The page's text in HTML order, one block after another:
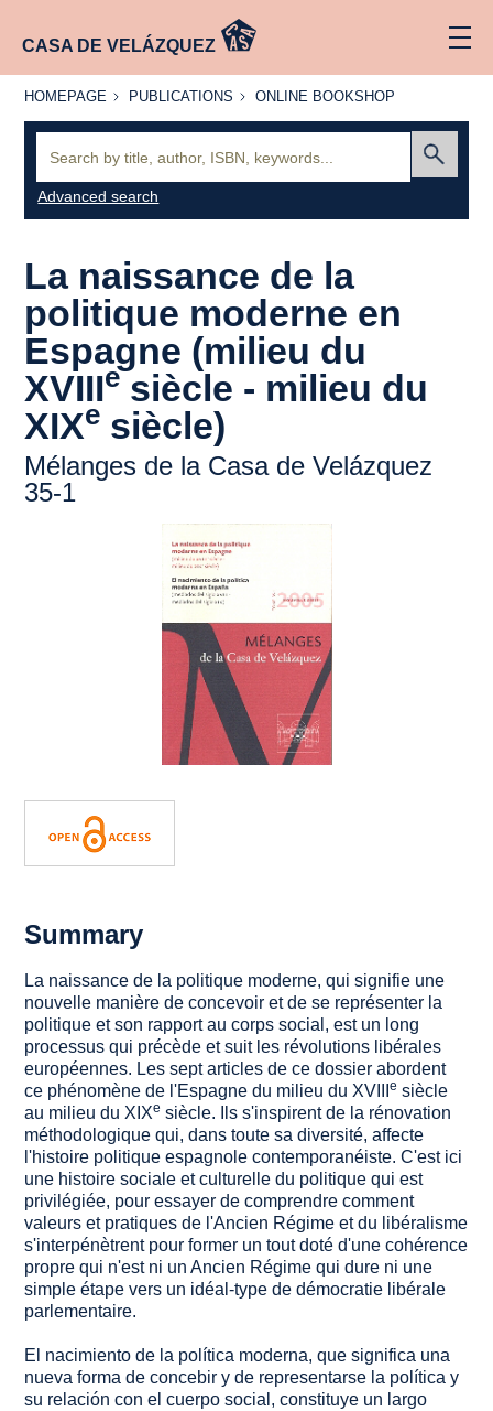
CASA DE VELÁZQUEZ
HOMEPAGE
HOMEPAGE PUBLICATIONS
PUBLICATIONS
ONLINE
ONLINE BOOKSHOP
Advanced search
La naissance de la
politique moderne en
Espagne (milieu du
XVIIIe siècle - milieu du
XIXe siècle)
Mélanges de la Casa de Velázquez
35-1
Summary
La naissance de la politique moderne, qui signifie une
nouvelle manière de concevoir et de se représenter la
politique et son rapport au corps social, est un long
processus qui précède et suit les révolutions libérales
européennes. Les sept articles de ce dossier abordent
ce phénomène de l'Espagne du milieu du XVIIIe siècle
au milieu du XIXe siècle. Ils s'inspirent de la rénovation
méthodologique qui, dans toute sa diversité, affecte
l'histoire politique espagnole contemporanéiste. C'est ici
une histoire sociale et culturelle du politique qui est
privilégiée, pour essayer de comprendre comment
valeurs et pratiques de l'Ancien Régime et du libéralisme
s'interpénètrent pour former un tout doté d'une cohérence
propre qui n'est ni un Ancien Régime qui dure ni une
simple étape vers un idéal-type de démocratie libérale
parlementaire.
El nacimiento de la política moderna, que significa una
nueva forma de concebir y de representarse la política y
su relación con el cuerpo social, constituye un largo